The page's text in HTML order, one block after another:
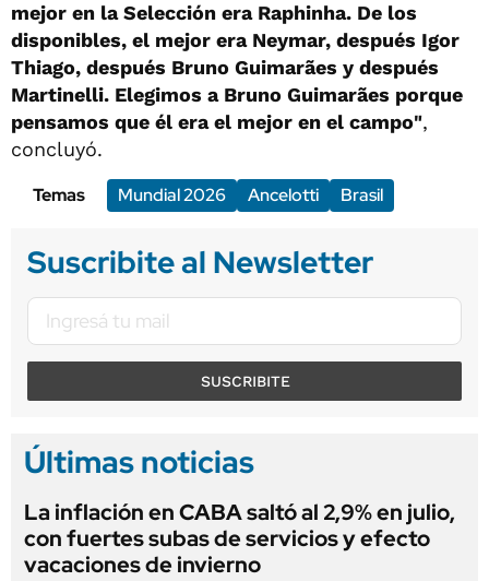
mejor en la Selección era Raphinha. De los
disponibles, el mejor era Neymar, después Igor
Thiago, después Bruno Guimarães y después
Martinelli. Elegimos a Bruno Guimarães porque
pensamos que él era el mejor en el campo",
concluyó.
Temas
Mundial 2026 Ancelotti Brasil
Suscribite al Newsletter
SUSCRIBITE
Últimas noticias
La inflación en CABA saltó al 2,9% en julio,
con fuertes subas de servicios y efecto
vacaciones de invierno